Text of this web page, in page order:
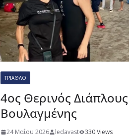
ΤΡΊΑΘΛΟ
4ος Θερινός Διάπλους
Βουλαγμένης
24 Μαΐου 2026 ledavast 330 Views